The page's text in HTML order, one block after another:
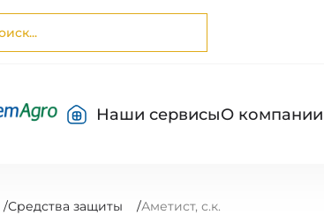
Наши сервисыО компании
/Средства защиты /Аметист, с.к.